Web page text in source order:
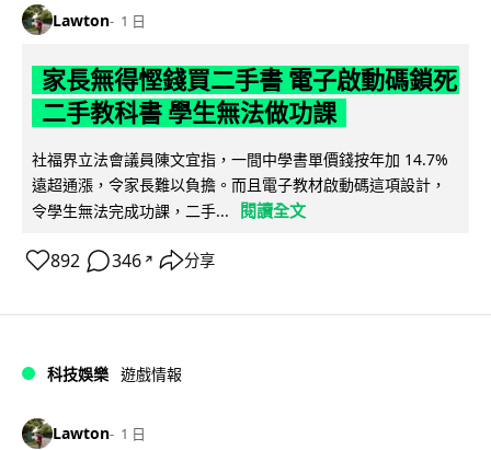
Lawton 1 日
家長無得慳錢買二手書 電子啟動碼鎖死
二手教科書 學生無法做功課
社福界立法會議員陳文宜指，一間中學書單價錢按年加 14.7%
遠超通漲，令家長難以負擔。而且電子教材啟動碼這項設計，
令學生無法完成功課，二手...
閱讀全文
892 346 ↗ 分享
科技娛樂 遊戲情報
Lawton 1 日